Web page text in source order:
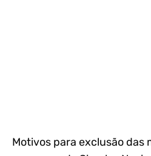
Motivos para exclusão das